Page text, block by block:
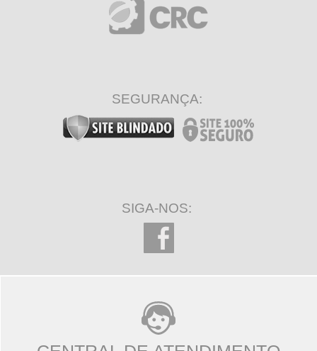
SEGURANÇA:
SIGA-NOS: